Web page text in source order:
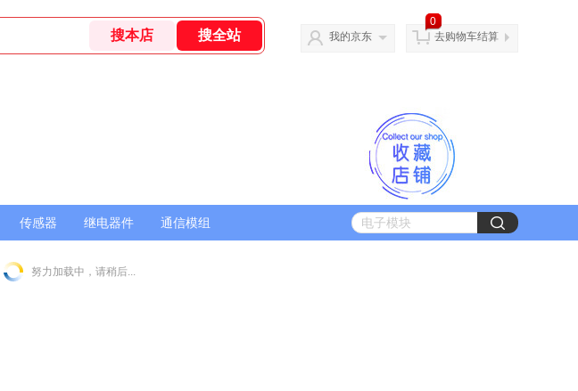
我的京东
0
去购物车结算
传感器 继电器件 通信模组
努力加载中，请稍后...